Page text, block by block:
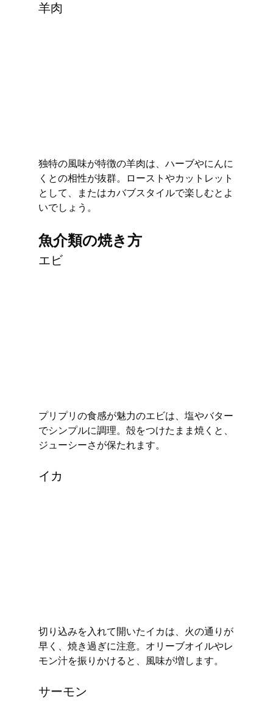
羊肉
独特の風味が特徴の羊肉は、ハーブやにんに
くとの相性が抜群。ローストやカットレット
として、またはカバブスタイルで楽しむとよ
いでしょう。
魚介類の焼き方
エビ
プリプリの食感が魅力のエビは、塩やバター
でシンプルに調理。殻をつけたまま焼くと、
ジューシーさが保たれます。
イカ
切り込みを入れて開いたイカは、火の通りが
早く、焼き過ぎに注意。オリーブオイルやレ
モン汁を振りかけると、風味が増します。
サーモン